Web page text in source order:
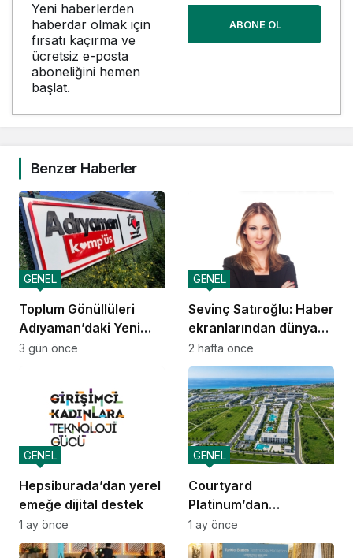
Yeni haberlerden
haberdar olmak için
fırsatı kaçırma ve
ücretsiz e-posta
aboneliğini hemen
başlat.
ABONE OL
Benzer Haberler
Toplum Gönüllüleri
Adıyaman’daki Yeni
Kamp’üs’te yılda 2.000
GENEL
3 gün önce
Sevinç Satıroğlu: Haber
ekranlarından dünya
sahnelerine taşınan
güven
GENEL
2 hafta önce
Hepsiburada’dan yerel
emeğe dijital destek
GENEL
1 ay önce
Courtyard
Platinum’dan
yatırımcılara 10 yıllık
amortisman güvencesi
GENEL
1 ay önce